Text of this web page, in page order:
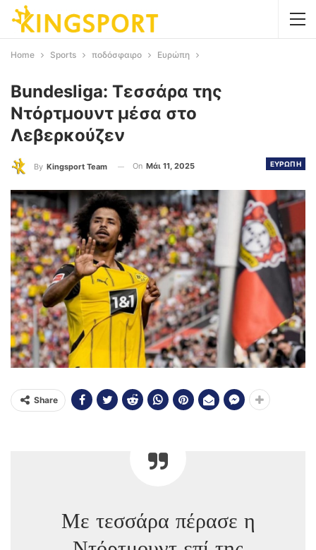
Home Sports ποδόσφαιρο Ευρώπη
Bundesliga: Τεσσάρα της
Ντόρτμουντ μέσα στο
Λεβερκούζεν
ΕΥΡΩΠΗ
By Kingsport Team On Μάι 11, 2025
Share
Με τεσσάρα πέρασε η